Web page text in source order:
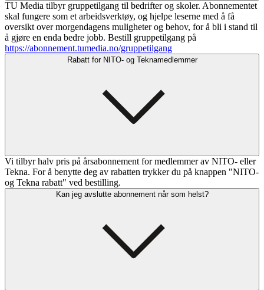
TU Media tilbyr gruppetilgang til bedrifter og skoler. Abonnementet
skal fungere som et arbeidsverktøy, og hjelpe leserne med å få
oversikt over morgendagens muligheter og behov, for å bli i stand til
å gjøre en enda bedre jobb. Bestill gruppetilgang på
https://abonnement.tumedia.no/gruppetilgang
Rabatt for NITO- og Teknamedlemmer
Vi tilbyr halv pris på årsabonnement for medlemmer av NITO- eller
Tekna. For å benytte deg av rabatten trykker du på knappen "NITO-
og Tekna rabatt" ved bestilling.
Kan jeg avslutte abonnement når som helst?